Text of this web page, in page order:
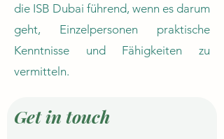
die ISB Dubai führend, wenn es darum
geht, Einzelpersonen praktische
Kenntnisse und Fähigkeiten zu
vermitteln.
Get in touch